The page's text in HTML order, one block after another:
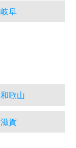
岐阜
和歌山
滋賀